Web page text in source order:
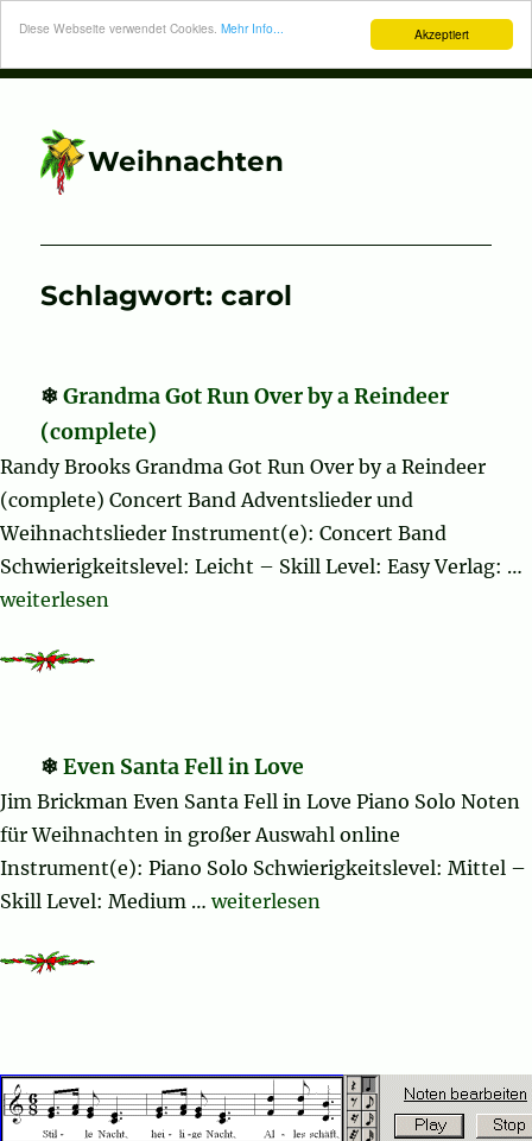
Akzeptiert
Diese Webseite verwendet Cookies. Mehr Info...
Weihnachten
Schlagwort:carol
Grandma Got Run Over by a Reindeer
(complete)
Randy Brooks Grandma Got Run Over by a Reindeer
(complete) Concert Band Adventslieder und
Weihnachtslieder Instrument(e): Concert Band
Schwierigkeitslevel: Leicht – Skill Level: Easy Verlag: …
„Grandma Got Run Over by a Reindeer (complete)“
weiterlesen
Even Santa Fell in Love
Jim Brickman Even Santa Fell in Love Piano Solo Noten
für Weihnachten in großer Auswahl online
Instrument(e): Piano Solo Schwierigkeitslevel: Mittel –
Skill Level: Medium …„Even Santa Fell in Love“
weiterlesen